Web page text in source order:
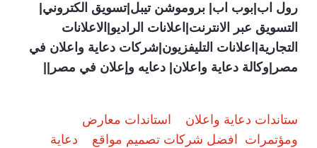
رول اب|بوب اب| بروموشن تيبل|تسويق الكتروني|
التسويق عبر الانترنت|اعلانات الراديو|الاعلانات
التجارية|اعلانات التليفزيون|شركات دعاية واعلان في
مصر|وكالة دعاية واعلان| دعايه وإعلان في مصر||
ستاندات دعاية واعلان
استاندات معارض
ومؤتمرات
افضل شركات تصميم مواقع
دعاية